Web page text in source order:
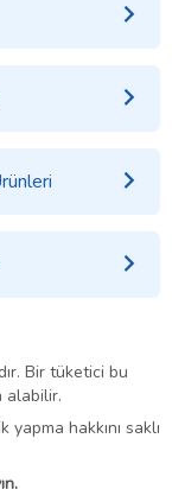
Bir tüketici bu
alabilir.
hakkını saklı